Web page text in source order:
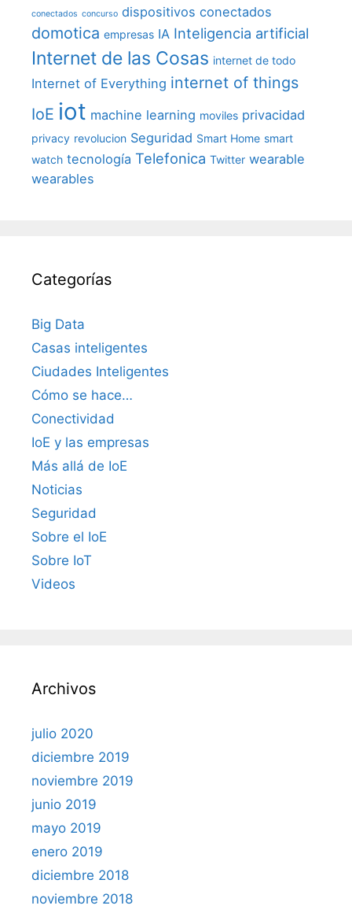
conectados concurso dispositivos conectados
domotica empresas IA Inteligencia artificial
Internet de las Cosas internet de todo
Internet of Everything internet of things
IoE iot machine learning moviles privacidad
privacy revolucion Seguridad Smart Home smart
watch tecnología Telefonica Twitter wearable
wearables
Categorías
Big Data
Casas inteligentes
Ciudades Inteligentes
Cómo se hace…
Conectividad
IoE y las empresas
Más allá de IoE
Noticias
Seguridad
Sobre el IoE
Sobre IoT
Videos
Archivos
julio 2020
diciembre 2019
noviembre 2019
junio 2019
mayo 2019
enero 2019
diciembre 2018
noviembre 2018